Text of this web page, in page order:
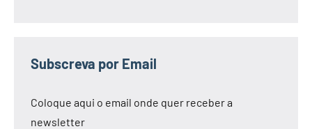
Subscreva por Email
Coloque aqui o email onde quer receber a
newsletter